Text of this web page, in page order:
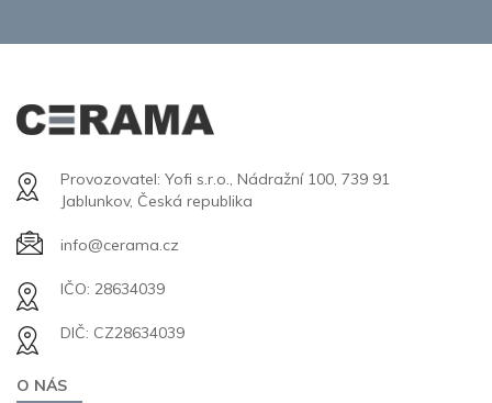
Provozovatel: Yofi s.r.o., Nádražní 100, 739 91
Jablunkov, Česká republika
info@cerama.cz
IČO: 28634039
DIČ: CZ28634039
O NÁS